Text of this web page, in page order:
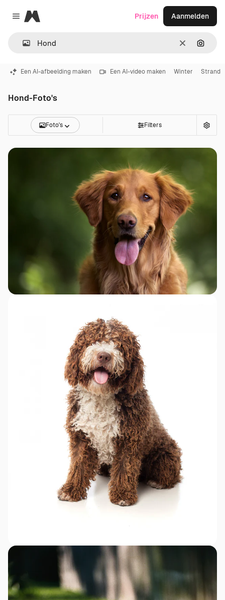
Close menu
Magnific
Wissen
Prijzen Aanmelden
Een AI-afbeelding maken Een AI-video maken Winter Strand
Hond-Foto's
Foto's Filters